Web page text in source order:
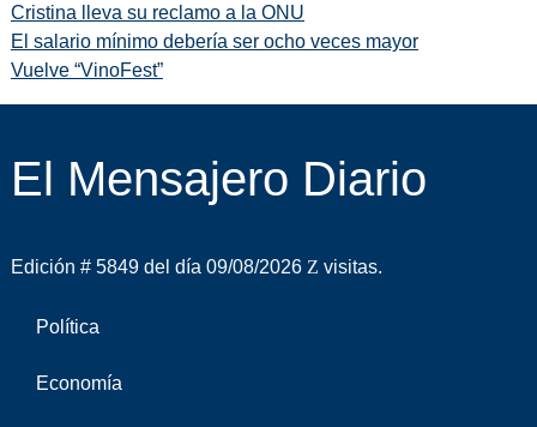
Cristina lleva su reclamo a la ONU
El salario mínimo debería ser ocho veces mayor
Vuelve “VinoFest”
El Mensajero Diario
Edición # 5849 del día 09/08/2026 visitas.
Política
Economía